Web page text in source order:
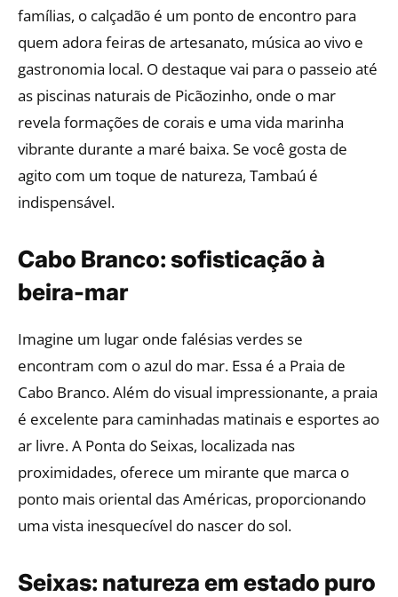
famílias, o calçadão é um ponto de encontro para
quem adora feiras de artesanato, música ao vivo e
gastronomia local. O destaque vai para o passeio até
as piscinas naturais de Picãozinho, onde o mar
revela formações de corais e uma vida marinha
vibrante durante a maré baixa. Se você gosta de
agito com um toque de natureza, Tambaú é
indispensável.
Cabo Branco: sofisticação à
beira-mar
Imagine um lugar onde falésias verdes se
encontram com o azul do mar. Essa é a Praia de
Cabo Branco. Além do visual impressionante, a praia
é excelente para caminhadas matinais e esportes ao
ar livre. A Ponta do Seixas, localizada nas
proximidades, oferece um mirante que marca o
ponto mais oriental das Américas, proporcionando
uma vista inesquecível do nascer do sol.
Seixas: natureza em estado puro